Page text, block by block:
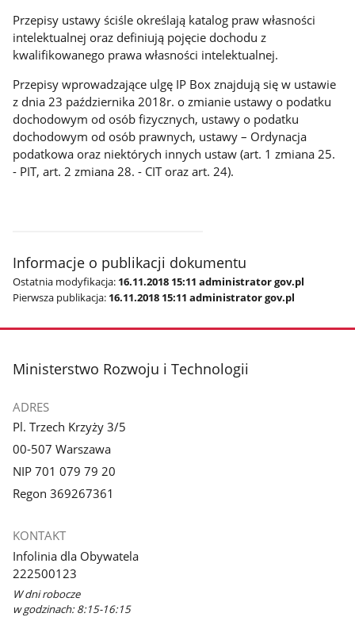
Przepisy ustawy ściśle określają katalog praw własności
intelektualnej oraz definiują pojęcie dochodu z
kwalifikowanego prawa własności intelektualnej.
Przepisy wprowadzające ulgę IP Box znajdują się w ustawie
z dnia 23 października 2018r. o zmianie ustawy o podatku
dochodowym od osób fizycznych, ustawy o podatku
dochodowym od osób prawnych, ustawy – Ordynacja
podatkowa oraz niektórych innych ustaw (art. 1 zmiana 25.
- PIT, art. 2 zmiana 28. - CIT oraz art. 24).
Informacje o publikacji dokumentu
Ostatnia modyfikacja: 16.11.2018 15:11 administrator gov.pl
Pierwsza publikacja: 16.11.2018 15:11 administrator gov.pl
stopka
Ministerstwo Rozwoju i Technologii
ADRES
Pl. Trzech Krzyży 3/5
00-507 Warszawa
NIP 701 079 79 20
Regon 369267361
KONTAKT
Infolinia dla Obywatela
222500123
W dni robocze
w godzinach: 8:15-16:15